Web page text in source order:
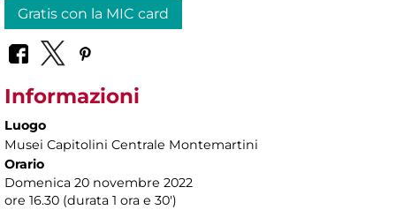
Gratis con la MIC card
Informazioni
Luogo
Musei Capitolini Centrale Montemartini
Orario
Domenica 20 novembre 2022
ore 16.30 (durata 1 ora e 30')